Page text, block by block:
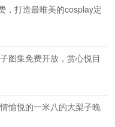
，打造最唯美的cosplay定
图集免费开放，赏心悦目
愉悦的一米八的大梨子晚